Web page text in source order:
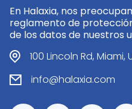
En Halaxia, nos
reglamento de
de los datos de nuestros
100 Lincoln Rd, Miami,
info@halaxia.com